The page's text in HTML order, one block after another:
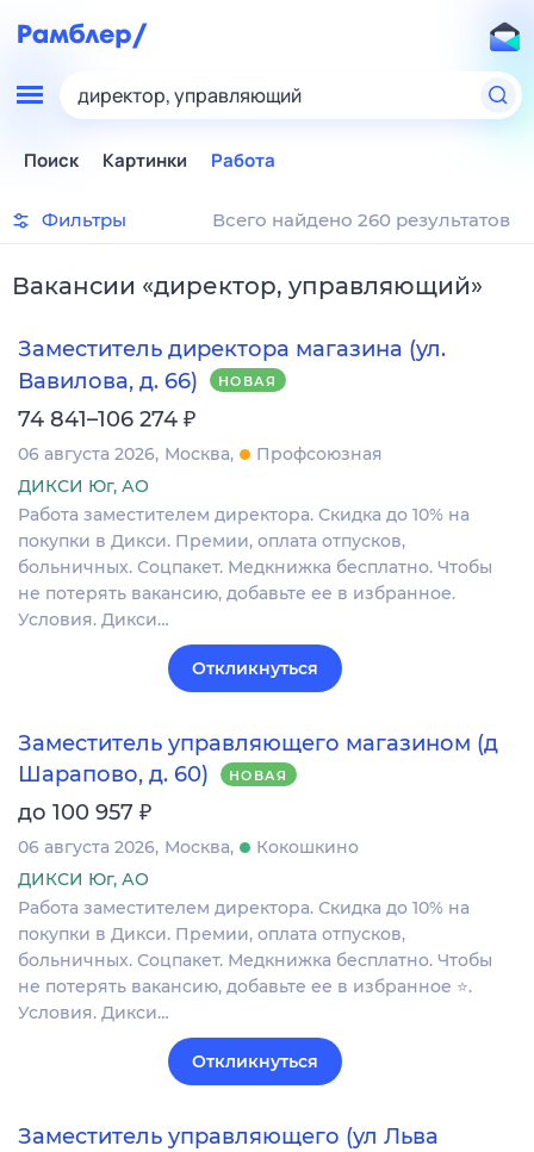
директор, управляющий
Поиск Картинки Работа
Фильтры Всего найдено 260 результатов
Вакансии «директор, управляющий»
Заместитель директора магазина (ул.
Вавилова, д. 66)
НОВАЯ
74 841–106 274 ₽
06 августа 2026 Москва
Профсоюзная
ДИКСИ Юг, АО
Работа заместителем директора. Скидка до 10% на
покупки в Дикси. Премии, оплата отпусков,
больничных. Соцпакет. Медкнижка бесплатно. Чтобы
не потерять вакансию, добавьте ее в избранное.
Условия. Дикси…
Откликнуться
Заместитель управляющего магазином (д
Шарапово, д. 60)
НОВАЯ
до 100 957 ₽
06 августа 2026 Москва
Кокошкино
ДИКСИ Юг, АО
Работа заместителем директора. Скидка до 10% на
покупки в Дикси. Премии, оплата отпусков,
больничных. Соцпакет. Медкнижка бесплатно. Чтобы
не потерять вакансию, добавьте ее в избранное ⭐.
Условия. Дикси…
Откликнуться
Заместитель управляющего (ул Льва